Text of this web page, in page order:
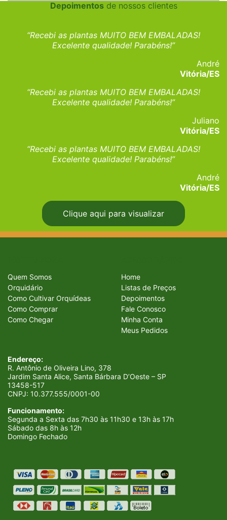
Depoimentosde nossos clientes
“Recebi as plantas MUITO BEM EMBALADAS!
Excelente qualidade! Parabéns!”
André
Vitória/ES
“Recebi as plantas MUITO BEM EMBALADAS!
Excelente qualidade! Parabéns!”
Juliano
Vitória/ES
“Recebi as plantas MUITO BEM EMBALADAS!
Excelente qualidade! Parabéns!”
André
Vitória/ES
Clique aqui para visualizar
Endereço:
R. Antônio de Oliveira Lino, 378
Jardim Santa Alice, Santa Bárbara D’Oeste – SP
13458-517
CNPJ: 10.377.555/0001-00
Funcionamento:
Segunda a Sexta das 7h30 às 11h30 e 13h às 17h
Sábado das 8h às 12h
Domingo Fechado
Quem Somos
Orquidário
Como Cultivar Orquídeas
Como Comprar
Como Chegar
Home
Listas de Preços
Depoimentos
Fale Conosco
Minha Conta
Meus Pedidos